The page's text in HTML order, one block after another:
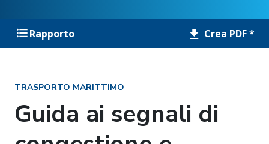
Rapporto Crea PDF *
TRASPORTO MARITTIMO
Guida ai segnali di